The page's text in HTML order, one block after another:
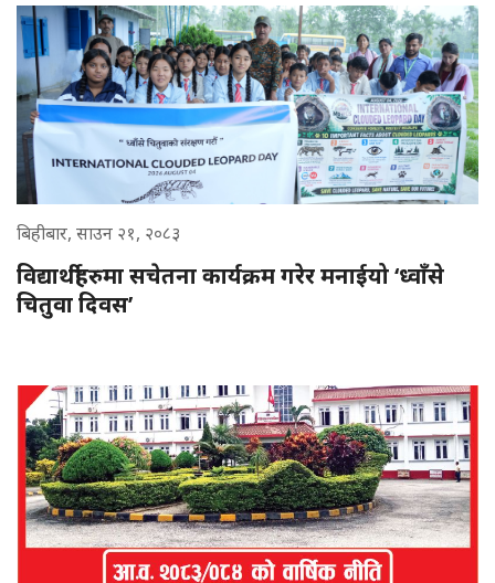
बिहीबार, साउन २१, २०८३
विद्यार्थीहरुमा सचेतना कार्यक्रम गरेर मनाईयो ‘ध्वाँसे
चितुवा दिवस’